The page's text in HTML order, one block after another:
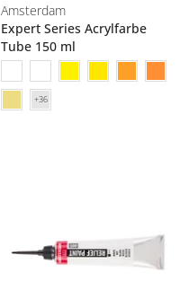
Amsterdam
Expert Series Acrylfarbe
Tube 150 ml